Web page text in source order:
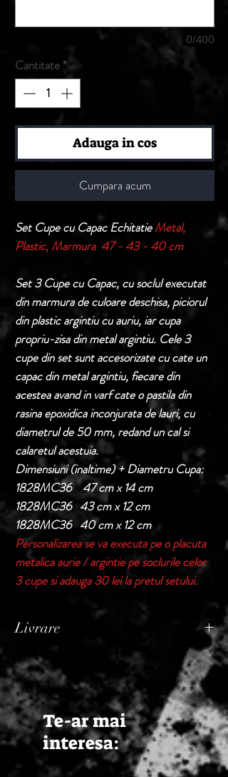
0/400
Cantitate *
Adauga in cos
Cumpara acum
Set Cupe cu Capac EchitatieMetal,
Plastic, Marmura 47 - 43 - 40 cm
Set 3 Cupe cu Capac, cu soclul executat
din marmura de culoare deschisa, piciorul
din plastic argintiu cu auriu, iar cupa
propriu-zisa din metal argintiu. Cele 3
cupe din set sunt accesorizate cu cate un
capac din metal argintiu, fiecare din
acestea avand in varf cate o pastila din
rasina epoxidica inconjurata de lauri, cu
diametrul de 50 mm, redand un cal si
calaretul acestuia.
Dimensiuni (inaltime) + Diametru Cupa:
1828MC36 47 cm x 14 cm
1828MC36 43 cm x 12 cm
1828MC36 40 cm x 12 cm
Personalizarea se va executa pe o placuta
metalica aurie / argintie pe soclurile celor
3 cupe si adauga 30 lei la pretul setului.
Livrare
Termen de livrare: 1 - 2 zile lucratoare, din
momentul confirmarii comenzii de catre
Seller.
Te-ar mai
interesa: